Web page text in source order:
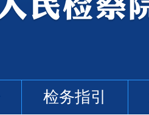
检务指引